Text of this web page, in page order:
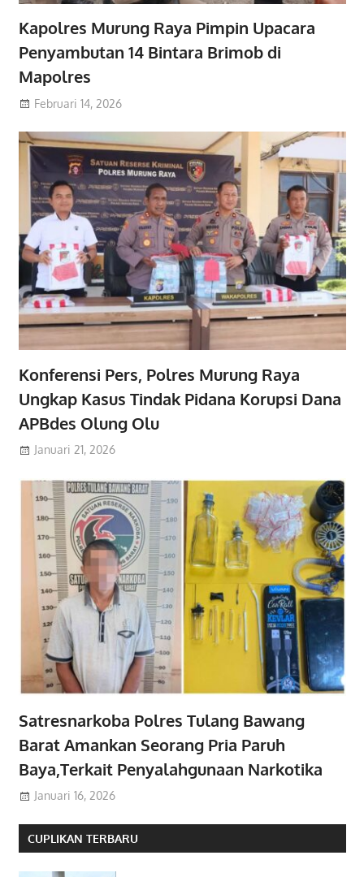
Kapolres Murung Raya Pimpin Upacara
Penyambutan 14 Bintara Brimob di
Mapolres
Februari 14, 2026
Konferensi Pers, Polres Murung Raya
Ungkap Kasus Tindak Pidana Korupsi Dana
APBdes Olung Olu
Januari 21, 2026
Satresnarkoba Polres Tulang Bawang
Barat Amankan Seorang Pria Paruh
Baya,Terkait Penyalahgunaan Narkotika
Januari 16, 2026
CUPLIKAN TERBARU